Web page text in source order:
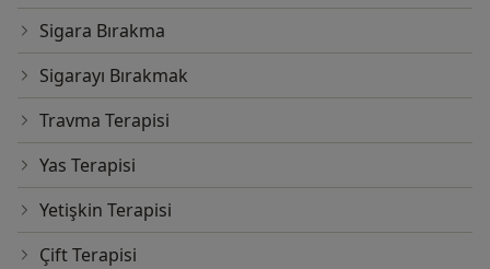
Sigara Bırakma
Sigarayı Bırakmak
Travma Terapisi
Yas Terapisi
Yetişkin Terapisi
Çift Terapisi